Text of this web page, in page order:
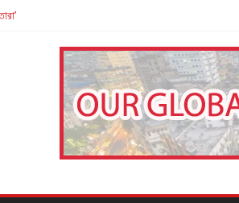
Challenges Our Understanding of Justice